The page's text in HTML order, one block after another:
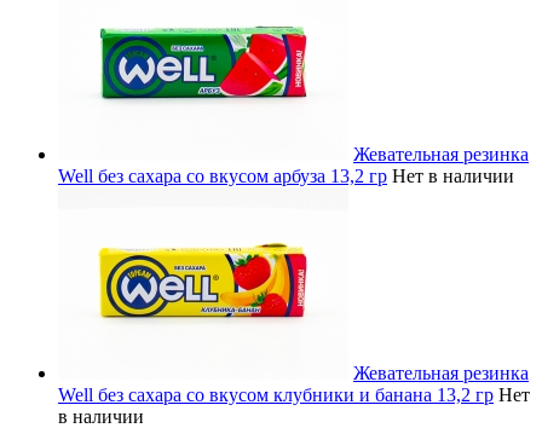
Жевательная резинка
Well без сахара со вкусом арбуза 13,2 гр Нет в наличии
Жевательная резинка
Well без сахара со вкусом клубники и банана 13,2 гр Нет
в наличии